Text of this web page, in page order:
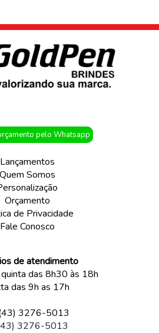
pelo Whatsapp
Lançamentos
Quem Somos
Orçamento
de Privacidade
Fale Conosco
de atendimento
das 8h30 às 18h
das 9h as 17h
3276-5013
3276-5013